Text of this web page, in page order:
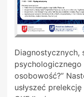
Diagnostycznych,
psychologicznego
osobowość?”
usłyszeć